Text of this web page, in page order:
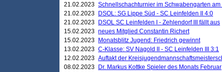
21.02.2023 Schnellschachturnier im Schwabengarten
21.02.2023
DSOL: SG Lippe Süd - SC Leinfelden II 4:0
21.02.2023
DSOL SC Leinfelden I - Zehlendorf III fällt aus
15.02.2023 neues Mitglied Constantin Richert
15.02.2023
Monatsblitz Jugend: Friedrich gewinnt
13.02.2023 C-Klasse: SV Nagold II - SC Leinfelden III 3:1
12.02.2023 Auftakt der
08.02.2023
Dr. Markus Kottke Spieler des Monats Februar